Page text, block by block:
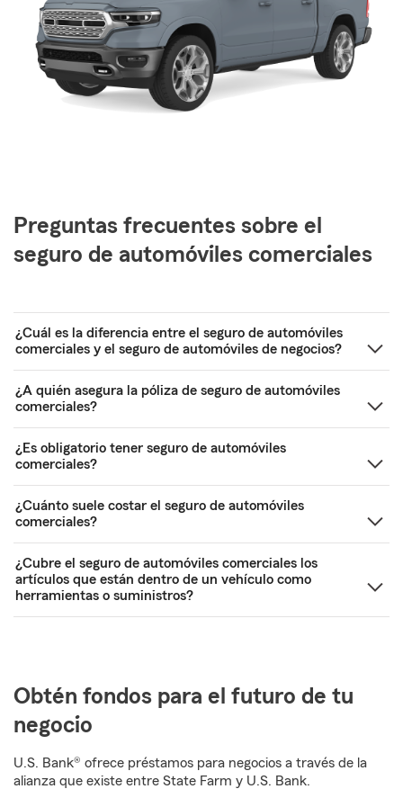
Preguntas frecuentes sobre el
seguro de automóviles comerciales
¿Cuál es la diferencia entre el seguro de automóviles
comerciales y el seguro de automóviles de negocios?
¿A quién asegura la póliza de seguro de automóviles
comerciales?
¿Es obligatorio tener seguro de automóviles
comerciales?
¿Cuánto suele costar el seguro de automóviles
comerciales?
¿Cubre el seguro de automóviles comerciales los
artículos que están dentro de un vehículo como
herramientas o suministros?
Obtén fondos para el futuro de tu
negocio
U.S. Bank® ofrece préstamos para negocios a través de la
alianza que existe entre State Farm y U.S. Bank.